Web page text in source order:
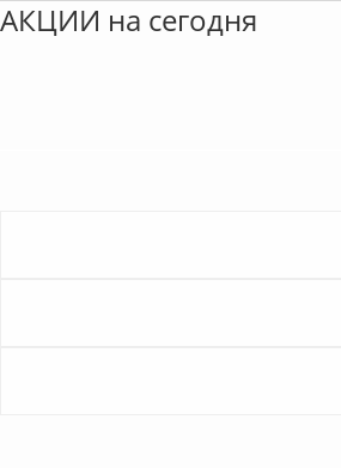
АКЦИИ на сегодня